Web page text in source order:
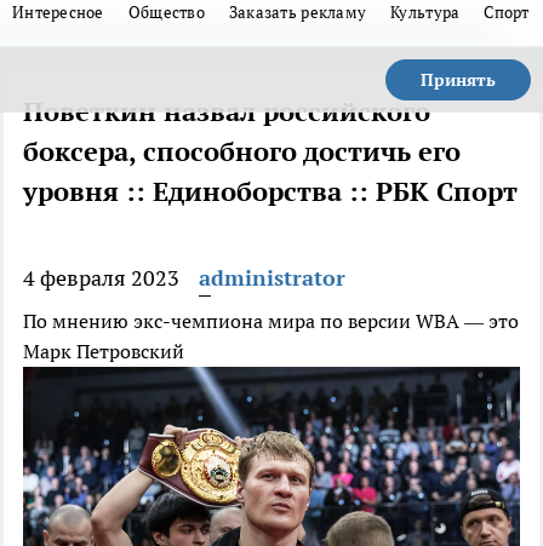
Интересное Общество Заказать рекламу Культура Спорт
Принять
Поветкин назвал российского
боксера, способного достичь его
уровня :: Единоборства :: РБК Спорт
4 февраля 2023 administrator
По мнению экс-чемпиона мира по версии WBA — это
Марк Петровский